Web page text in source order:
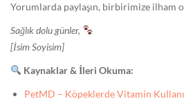
Yorumlarda paylaşın, birbirimize ilham
Sağlık dolu günler,
[İsim Soyisim]
Kaynaklar & İleri Okuma:
PetMD – Köpeklerde Vitamin